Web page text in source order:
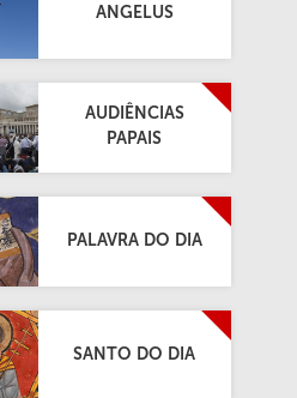
ANGELUS
AUDIÊNCIAS
PAPAIS
PALAVRA DO DIA
SANTO DO DIA